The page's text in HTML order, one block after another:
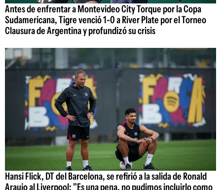
Antes de enfrentar a Montevideo City Torque por la Copa
Sudamericana, Tigre venció 1-0 a River Plate por el Torneo
Clausura de Argentina y profundizó su crisis
Hansi Flick, DT del Barcelona, se refirió a la salida de Ronald
Araujo al Liverpool: "Es una pena, no pudimos incluirlo como